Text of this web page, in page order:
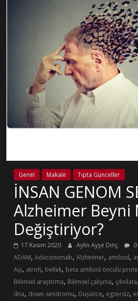
Genel Makale Tıpta Günceller
İNSAN GENOM
Alzheimer Beyni
Değiştiriyor?
17 Kasım 2020 Aylin Ayşe Dinç
ADAM,Aduconumab,Alzheimer, amiloid,
Aşı, atrofi, bellek, beta amiloid öncülü
Bilimsel araştırma, Bilimsel çalışma, çikolata,
dna, down sendromu, Düşünce, egzersiz,